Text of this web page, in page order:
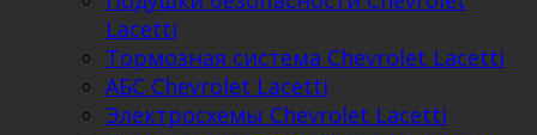
Lacetti
Тормозная система Chevrolet Lacetti
АБС Chevrolet Lacetti
Электросхемы Chevrolet Lacetti